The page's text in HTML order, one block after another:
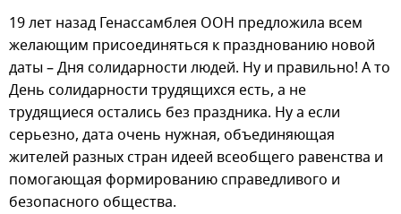
19 лет назад Генассамблея ООН предложила всем
желающим присоединяться к празднованию новой
даты – Дня солидарности людей. Ну и правильно! А то
День солидарности трудящихся есть, а не
трудящиеся остались без праздника. Ну а если
серьезно, дата очень нужная, объединяющая
жителей разных стран идеей всеобщего равенства и
помогающая формированию справедливого и
безопасного общества.